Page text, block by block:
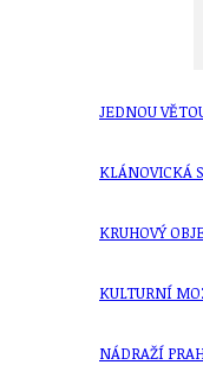
JEDNOU
KLÁNOVICKÁ
KRUHOVÝ
KULTURNÍ
NÁDRAŽÍ